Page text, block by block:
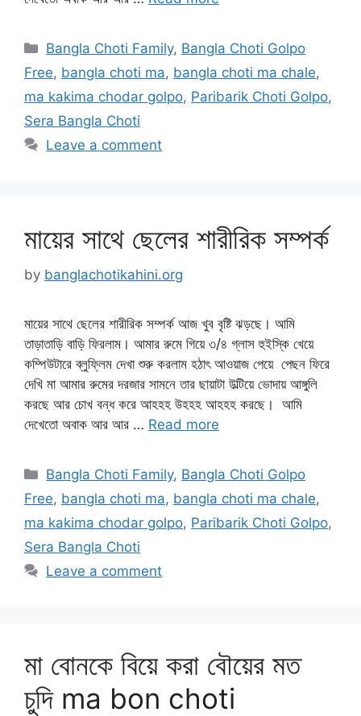
Categories
Bangla Choti Family, Bangla Choti Golpo
Free, bangla choti ma, bangla choti ma chale,
ma kakima chodar golpo, Paribarik Choti Golpo,
Sera Bangla Choti
Leave a comment
মায়ের সাথে ছেলের শারীরিক সম্পর্ক
by banglachotikahini.org
মায়ের সাথে ছেলের শারীরিক সম্পর্ক আজ খুব বৃষ্টি ঝড়ছে। আমি
তাড়াতাড়ি বাড়ি ফিরলাম। আমার রুমে গিয়ে ৩/৪ গ্লাস হুইস্কি খেয়ে
কম্পিউটারে ব্লুফ্লিম দেখা শুরু করলাম হঠাৎ আওয়াজ পেয়ে পেছন ফিরে
দেখি মা আমার রুমের দরজার সামনে তার ছায়াটা উল্টিয়ে ভোদায় আঙ্গুলি
করছে আর চোখ বন্ধ করে আহহহ উহহহ আহহহ করছে। আমি
দেখেতো অবাক আর আর … Read more
Categories
Bangla Choti Family, Bangla Choti Golpo
Free, bangla choti ma, bangla choti ma chale,
ma kakima chodar golpo, Paribarik Choti Golpo,
Sera Bangla Choti
Leave a comment
মা বোনকে বিয়ে করা বৌয়ের মত
চুদি ma bon choti